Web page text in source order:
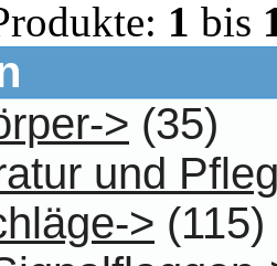
1 bis
> (35)
und
> (115)